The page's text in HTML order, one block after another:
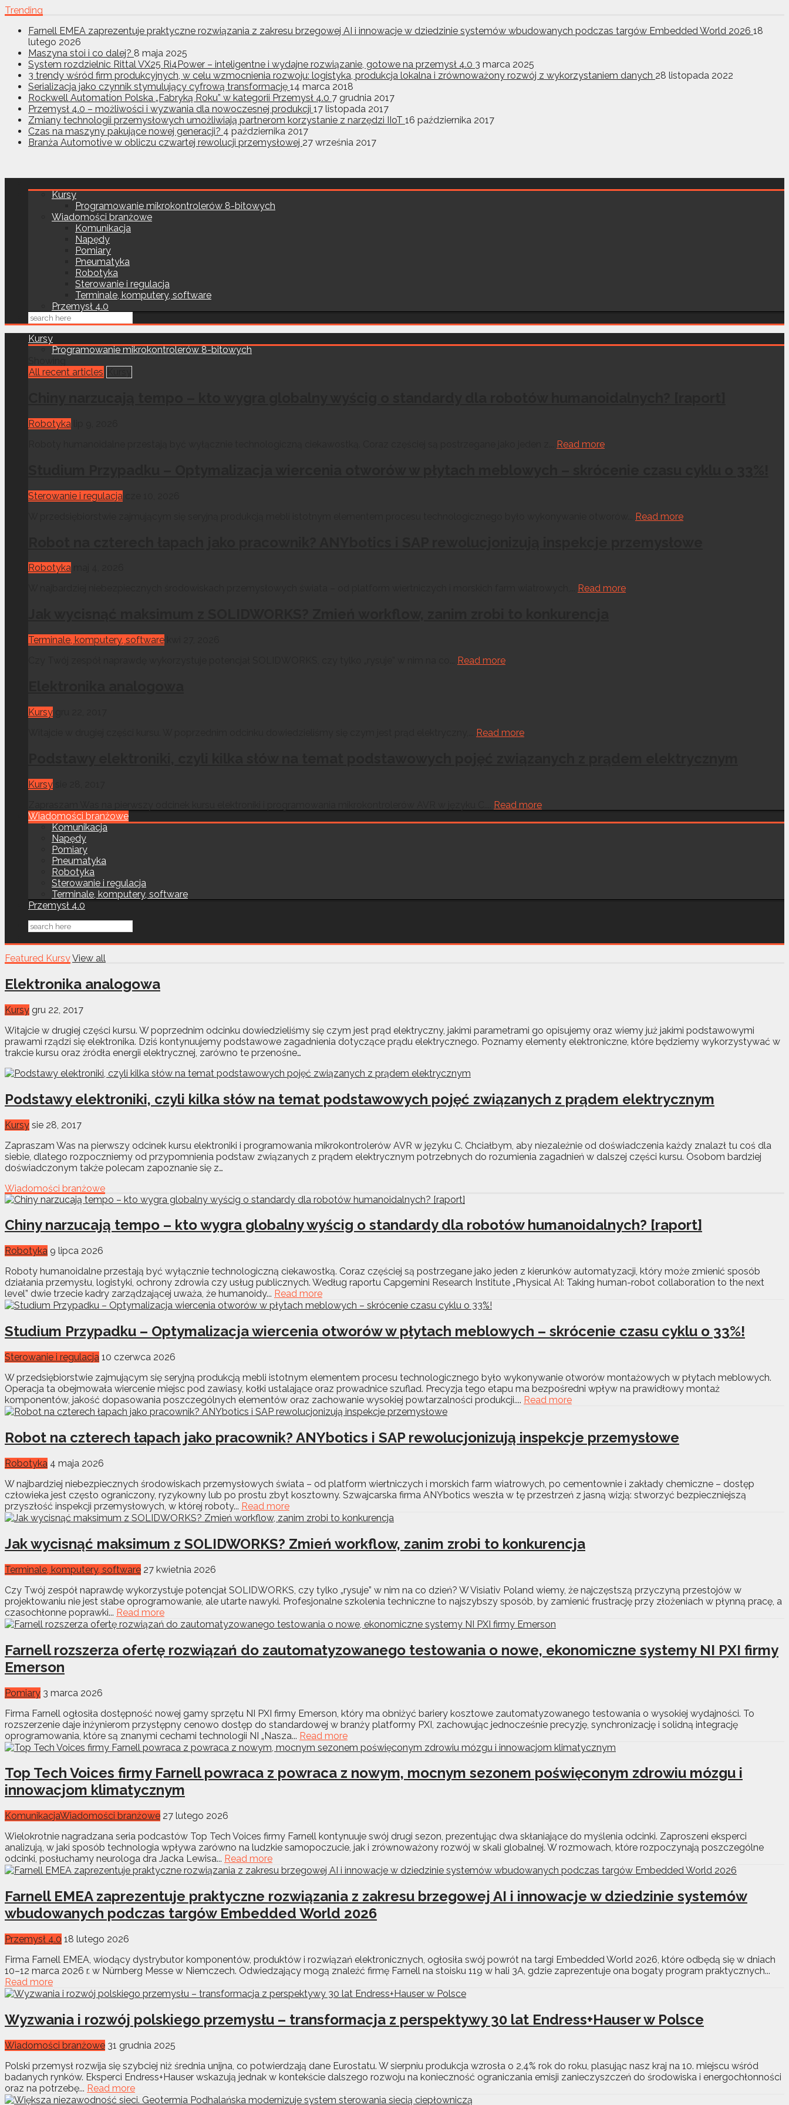
Trending
Farnell EMEA zaprezentuje praktyczne rozwiązania z zakresu brzegowej AI i innowacje w dziedzinie systemów wbudowanych podczas targów Embedded World 2026 18
lutego 2026
Maszyna stoi i co dalej? 8 maja 2025
System rozdzielnic Rittal VX25 Ri4Power – inteligentne i wydajne rozwiązanie, gotowe na przemysł 4.0 3 marca 2025
3 trendy wśród firm produkcyjnych, w celu wzmocnienia rozwoju: logistyka, produkcja lokalna i zrównoważony rozwój z wykorzystaniem danych 28 listopada 2022
Serializacja jako czynnik stymulujący cyfrową transformację 14 marca 2018
Rockwell Automation Polska „Fabryką Roku” w kategorii Przemysł 4.0 7 grudnia 2017
Przemysł 4.0 – możliwości i wyzwania dla nowoczesnej produkcji 17 listopada 2017
Zmiany technologii przemysłowych umożliwiają partnerom korzystanie z narzędzi IIoT 16 października 2017
Czas na maszyny pakujące nowej generacji? 4 października 2017
Branża Automotive w obliczu czwartej rewolucji przemysłowej 27 września 2017
Kursy
Programowanie mikrokontrolerów 8-bitowych
Wiadomości branżowe
Komunikacja
Napędy
Pomiary
Pneumatyka
Robotyka
Sterowanie i regulacja
Terminale, komputery, software
Przemysł 4.0
Kursy
Programowanie mikrokontrolerów 8-bitowych
All recent articles
Robotyka
Read more
Sterowanie i regulacja
Read more
Robotyka
Read more
Terminale, komputery, software
Read more
Kursy
Read more
Kursy
Read more
Wiadomości branżowe
Komunikacja
Napędy
Pomiary
Pneumatyka
Robotyka
Sterowanie i regulacja
Terminale, komputery, software
Przemysł 4.0
Featured KursyView all
Elektronika analogowa
Kursy gru 22, 2017
Witajcie w drugiej części kursu. W poprzednim odcinku dowiedzieliśmy się czym jest prąd elektryczny, jakimi parametrami go opisujemy oraz wiemy już jakimi podstawowymi
prawami rządzi się elektronika. Dziś kontynuujemy podstawowe zagadnienia dotyczące prądu elektrycznego. Poznamy elementy elektroniczne, które będziemy wykorzystywać w
trakcie kursu oraz źródła energii elektrycznej, zarówno te przenośne…
Podstawy elektroniki, czyli kilka słów na temat podstawowych pojęć związanych z prądem elektrycznym
Kursy sie 28, 2017
Zapraszam Was na pierwszy odcinek kursu elektroniki i programowania mikrokontrolerów AVR w języku C. Chciałbym, aby niezależnie od doświadczenia każdy znalazł tu coś dla
siebie, dlatego rozpoczniemy od przypomnienia podstaw związanych z prądem elektrycznym potrzebnych do rozumienia zagadnień w dalszej części kursu. Osobom bardziej
doświadczonym także polecam zapoznanie się z…
Wiadomości branżowe
Chiny narzucają tempo – kto wygra globalny wyścig o standardy dla robotów humanoidalnych? [raport]
Robotyka 9 lipca 2026
Roboty humanoidalne przestają być wyłącznie technologiczną ciekawostką. Coraz częściej są postrzegane jako jeden z kierunków automatyzacji, który może zmienić sposób
działania przemysłu, logistyki, ochrony zdrowia czy usług publicznych. Według raportu Capgemini Research Institute „Physical AI: Taking human-robot collaboration to the next
level” dwie trzecie kadry zarządzającej uważa, że humanoidy... Read more
Studium Przypadku – Optymalizacja wiercenia otworów w płytach meblowych – skrócenie czasu cyklu o 33%!
Sterowanie i regulacja 10 czerwca 2026
W przedsiębiorstwie zajmującym się seryjną produkcją mebli istotnym elementem procesu technologicznego było wykonywanie otworów montażowych w płytach meblowych.
Operacja ta obejmowała wiercenie miejsc pod zawiasy, kołki ustalające oraz prowadnice szuflad. Precyzja tego etapu ma bezpośredni wpływ na prawidłowy montaż
komponentów, jakość dopasowania poszczególnych elementów oraz zachowanie wysokiej powtarzalności produkcji.... Read more
Robot na czterech łapach jako pracownik? ANYbotics i SAP rewolucjonizują inspekcje przemysłowe
Robotyka 4 maja 2026
W najbardziej niebezpiecznych środowiskach przemysłowych świata – od platform wiertniczych i morskich farm wiatrowych, po cementownie i zakłady chemiczne – dostęp
człowieka jest często ograniczony, ryzykowny lub po prostu zbyt kosztowny. Szwajcarska firma ANYbotics weszła w tę przestrzeń z jasną wizją: stworzyć bezpieczniejszą
przyszłość inspekcji przemysłowych, w której roboty... Read more
Jak wycisnąć maksimum z SOLIDWORKS? Zmień workflow, zanim zrobi to konkurencja
Terminale, komputery, software 27 kwietnia 2026
Czy Twój zespół naprawdę wykorzystuje potencjał SOLIDWORKS, czy tylko „rysuje” w nim na co dzień? W Visiativ Poland wiemy, że najczęstszą przyczyną przestojów w
projektowaniu nie jest słabe oprogramowanie, ale utarte nawyki. Profesjonalne szkolenia techniczne to najszybszy sposób, by zamienić frustrację przy złożeniach w płynną pracę, a
czasochłonne poprawki... Read more
Farnell rozszerza ofertę rozwiązań do zautomatyzowanego testowania o nowe, ekonomiczne systemy NI PXI firmy
Emerson
Pomiary 3 marca 2026
Firma Farnell ogłosiła dostępność nowej gamy sprzętu NI PXI firmy Emerson, który ma obniżyć bariery kosztowe zautomatyzowanego testowania o wysokiej wydajności. To
rozszerzenie daje inżynierom przystępny cenowo dostęp do standardowej w branży platformy PXI, zachowując jednocześnie precyzję, synchronizację i solidną integrację
oprogramowania, które są znanymi cechami technologii NI „Nasza... Read more
Top Tech Voices firmy Farnell powraca z powraca z nowym, mocnym sezonem poświęconym zdrowiu mózgu i
innowacjom klimatycznym
KomunikacjaWiadomości branżowe 27 lutego 2026
Wielokrotnie nagradzana seria podcastów Top Tech Voices firmy Farnell kontynuuje swój drugi sezon, prezentując dwa skłaniające do myślenia odcinki. Zaproszeni eksperci
analizują, w jaki sposób technologia wpływa zarówno na ludzkie samopoczucie, jak i zrównoważony rozwój w skali globalnej. W rozmowach, które rozpoczynają poszczególne
odcinki, posłuchamy neurologa dra Jacka Lewisa... Read more
Farnell EMEA zaprezentuje praktyczne rozwiązania z zakresu brzegowej AI i innowacje w dziedzinie systemów
wbudowanych podczas targów Embedded World 2026
Przemysł 4.0 18 lutego 2026
Firma Farnell EMEA, wiodący dystrybutor komponentów, produktów i rozwiązań elektronicznych, ogłosiła swój powrót na targi Embedded World 2026, które odbędą się w dniach
10–12 marca 2026 r. w Nürnberg Messe w Niemczech. Odwiedzający mogą znaleźć firmę Farnell na stoisku 119 w hali 3A, gdzie zaprezentuje ona bogaty program praktycznych...
Read more
Wyzwania i rozwój polskiego przemysłu – transformacja z perspektywy 30 lat Endress+Hauser w Polsce
Wiadomości branżowe 31 grudnia 2025
Polski przemysł rozwija się szybciej niż średnia unijna, co potwierdzają dane Eurostatu. W sierpniu produkcja wzrosła o 2,4% rok do roku, plasując nasz kraj na 10. miejscu wśród
badanych rynków. Eksperci Endress+Hauser wskazują jednak w kontekście dalszego rozwoju na konieczność ograniczania emisji zanieczyszczeń do środowiska i energochłonności
oraz na potrzebę... Read more